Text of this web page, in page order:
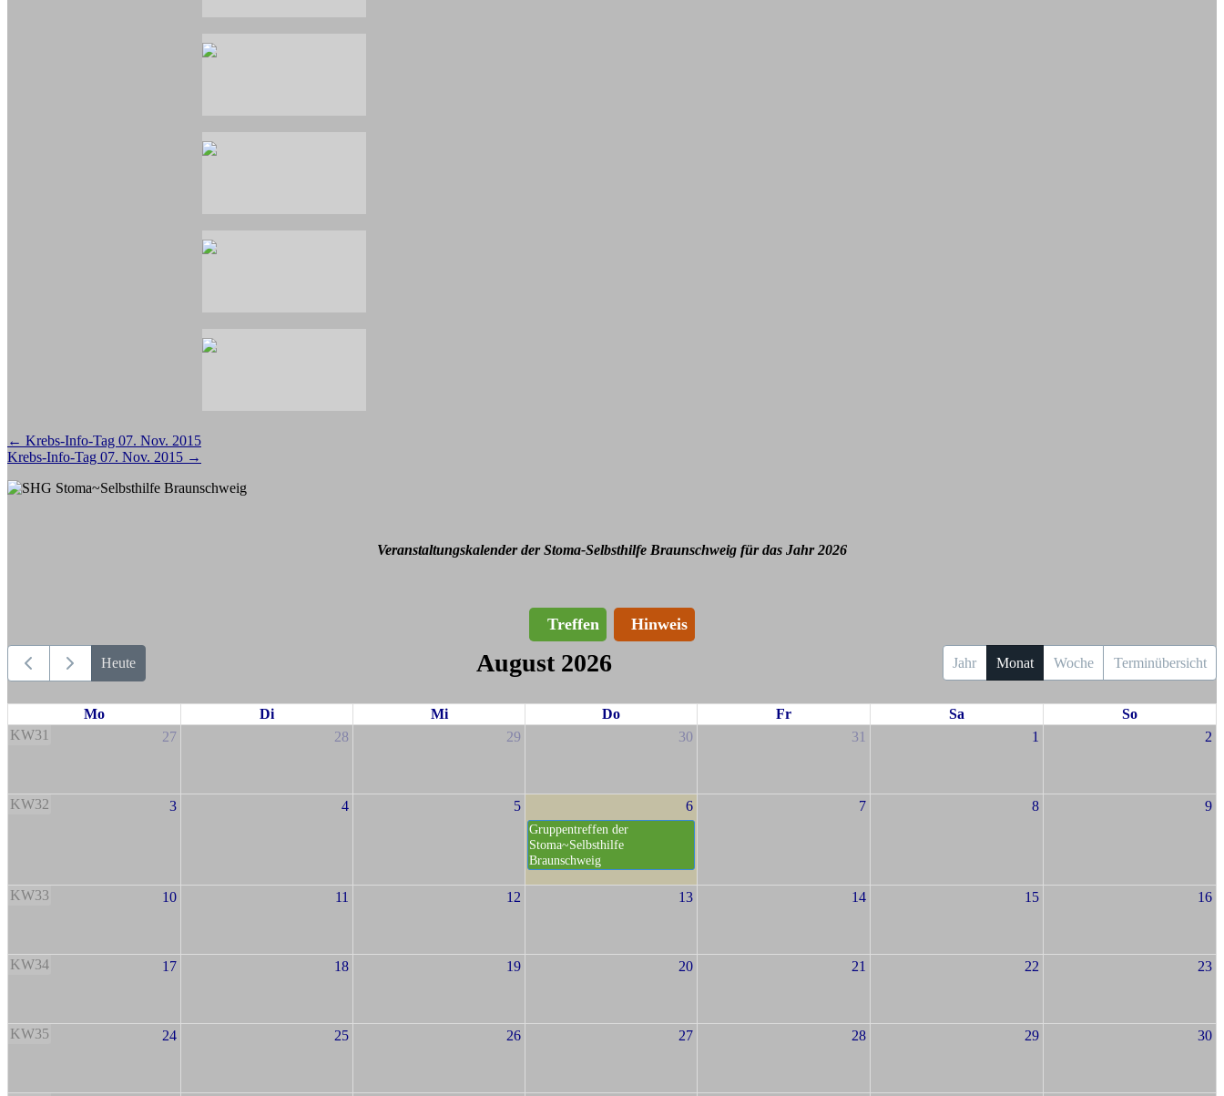
Beitragsnavigation
← Krebs-Info-Tag 07. Nov. 2015
Krebs-Info-Tag 07. Nov. 2015 →
Veranstaltungskalender der Stoma-Selbsthilfe Braunschweig für das Jahr 2026
Treffen Hinweis
Heute August 2026 Jahr Monat Woche Terminübersicht
Mo Di Mi Do Fr Sa
So
KW31
27 28 29 30 31 1 2
KW32 3 4 5 6
Gruppentreffen der
Stoma~Selbsthilfe
Braunschweig
7 8 9
KW33 10 11 12 13 14 15 16
KW34 17 18 19 20 21 22 23
KW35 24 25 26 27 28 29 30